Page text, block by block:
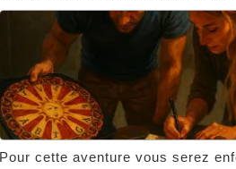
cette aventure vous serez